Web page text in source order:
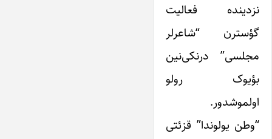
نزدینده فعالیت
گؤسترن “شاعرلر
مجلسی” درنکی‌نین
بؤیوک رولو
اولموشدور.
“وطن یولوندا” قزئتی‌